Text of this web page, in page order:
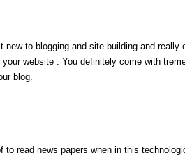
to blogging and site-building and really
your website . You definitely come with
blog.
read news papers when in this